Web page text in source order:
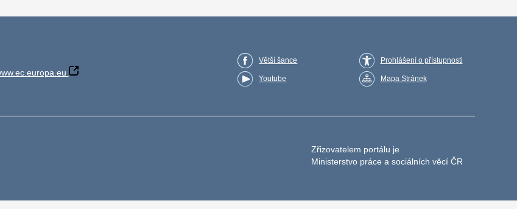
Větší šance
Youtube
Prohlášení o přístupnosti
Mapa Stránek
Zřizovatelem portálu je
Ministerstvo práce a sociálních věcí ČR